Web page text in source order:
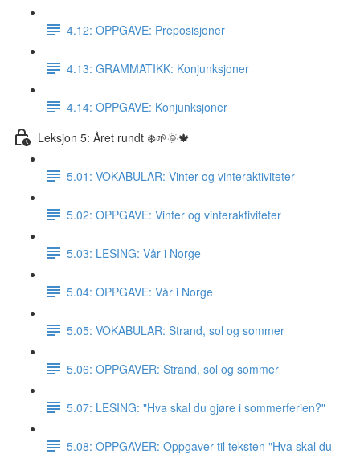
4.12: OPPGAVE: Preposisjoner
4.13: GRAMMATIKK: Konjunksjoner
4.14: OPPGAVE: Konjunksjoner
Leksjon 5: Året rundt ❄️🌱🌞🍁
5.01: VOKABULAR: Vinter og vinteraktiviteter
5.02: OPPGAVE: Vinter og vinteraktiviteter
5.03: LESING: Vår i Norge
5.04: OPPGAVE: Vår i Norge
5.05: VOKABULAR: Strand, sol og sommer
5.06: OPPGAVER: Strand, sol og sommer
5.07: LESING: "Hva skal du gjøre i sommerferien?"
5.08: OPPGAVER: Oppgaver til teksten "Hva skal du